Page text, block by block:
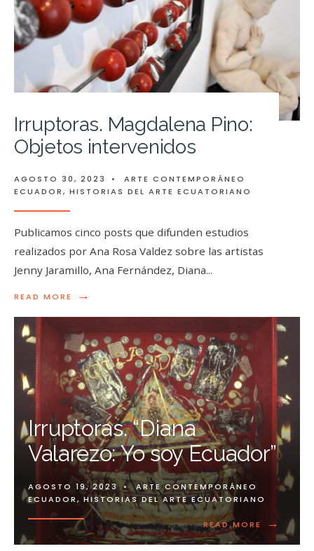
Irruptoras. Magdalena Pino:
Objetos intervenidos
AGOSTO 30, 2023 •
ARTE CONTEMPORÁNEO
ECUADOR, HISTORIAS DEL ARTE ECUATORIANO
Publicamos cinco posts que difunden estudios
realizados por Ana Rosa Valdez sobre las artistas
Jenny Jaramillo, Ana Fernández, Diana...
READ MORE →
Irruptoras. “Diana
Valarezo: Yo soy Ecuador”
AGOSTO 19, 2023 •
ARTE CONTEMPORÁNEO
ECUADOR, HISTORIAS DEL ARTE ECUATORIANO
READ MORE →